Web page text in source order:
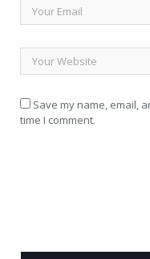
Save my name, email,
time I comment.